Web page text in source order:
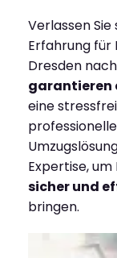
Verlassen
Erfahrung für
Dresden
garantieren
eine
Expertise,
sicher und
bringen.